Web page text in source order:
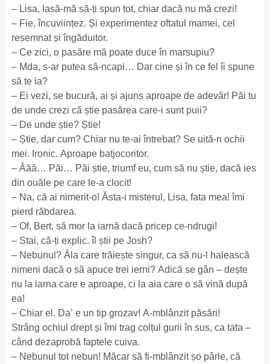
– Lisa, lasă-mă să-ți spun tot, chiar dacă nu mă crezi!
– Fie, încuviințez. Și experimentez oftatul mamei, cel
resemnat și îngăduitor.
– Ce zici, o pasăre mă poate duce în marsupiu?
– Mda, s-ar putea să-ncapi… Dar cine și în ce fel îi spune
să te ia?
– Ei vezi, se bucură, ai și ajuns aproape de adevăr! Păi tu
de unde crezi că știe pasărea care-i sunt puii?
– De unde știe? Știe!
– Știe, dar cum? Chiar nu te-ai întrebat? Se uită-n ochii
mei. Ironic. Aproape batjocoritor.
– Ăăă… Păi… Păi știe, triumf eu, cum să nu știe, dacă ies
din ouăle pe care le-a clocit!
– Na, că ai nimerit-o! Ăsta-i misterul, Lisa, fata mea! îmi
pierd răbdarea.
– Of, Bert, să mor la iarnă dacă pricep ce-ndrugi!
– Stai, că-ți explic. îl știi pe Josh?
– Nebunul? Ăla care trăiește singur, ca să nu-l halească
nimeni dacă o să apuce trei ierni? Adică se gân – dește
nu la iarna care e aproape, ci la aia care o să vină după
ea!
– Chiar el. Da’ e un tip grozav! A-mblânzit păsări!
Strâng ochiul drept și îmi trag colțul gurii în sus, ca tata –
când dezaprobă faptele cuiva.
– Nebunul tot nebun! Măcar să fi-mblânzit șo pârle, că